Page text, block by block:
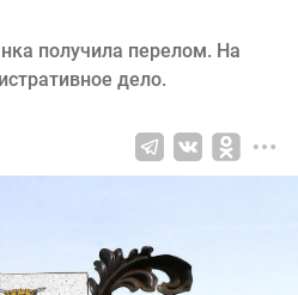
получила перелом. На
дело.